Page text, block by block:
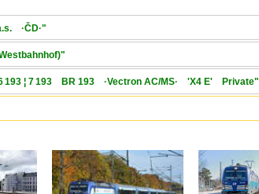
·ČD·"
193 ¦ 7 193 BR 193 ·Vectron AC/MS· 'X4 E' Private"